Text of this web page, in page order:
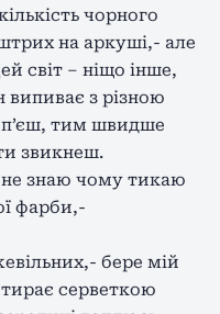
чорного
на аркуші,- але
світ – ніщо інше,
випиває з різною
тим швидше
звикнеш.
знаю чому тикаю
фарби,-
бере мій
серветкою